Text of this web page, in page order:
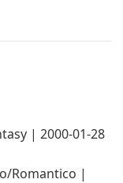
| 2000-01-28
Romantico |